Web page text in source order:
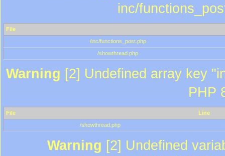
inc/
File
/inc/functions_post.php
/showthread.php
Warning [2] Undefined array key
PHP
File
Line
/showthread.php
Warning [2] Undefined